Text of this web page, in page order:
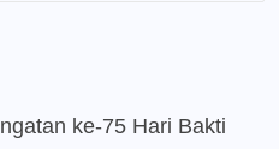
ke-75 Hari Bakti